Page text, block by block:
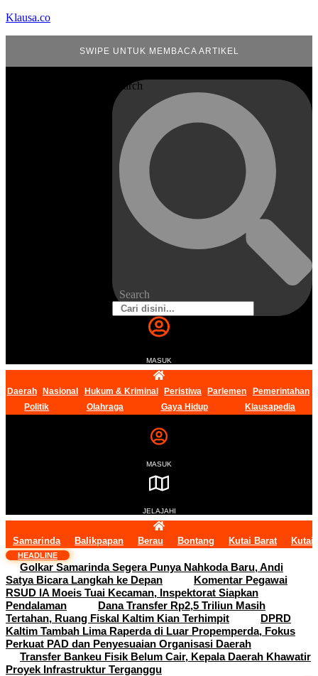
Klausa.co
SWIPE UNTUK MEMBACA ARTIKEL
Search
Search
MASUK
Daerah Nasional Hukum & Kriminal Peristiwa Parlemen
Pemerintahan
Politik
Olahraga Gaya Hidup Klausapedia
MASUK
JELAJAHI
Samarinda Balikpapan Berau Bontang Kutai Barat Kutai
HEADLINE
Golkar Samarinda Segera Punya Nahkoda Baru, Andi
Satya Bicara Langkah ke Depan
Komentar Pegawai
RSUD IA Moeis Tuai Kecaman, Inspektorat Siapkan
Pendalaman
Dana Transfer Rp2,5 Triliun Masih
Tertahan, Ruang Fiskal Kaltim Kian Terhimpit
DPRD
Kaltim Tambah Lima Raperda di Luar Propemperda, Fokus
Perkuat PAD dan Penyesuaian Organisasi Daerah
Transfer Bankeu Fisik Belum Cair, Kepala Daerah Khawatir
Proyek Infrastruktur Terganggu